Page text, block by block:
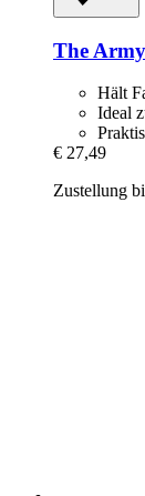
The
Hält
Ideal
€ 27,49
Zustellung